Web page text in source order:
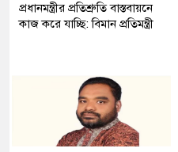
প্রধানমন্ত্রীর প্রতিশ্রুতি বাস্তবায়নে
কাজ করে যাচ্ছি: বিমান প্রতিমন্ত্রী